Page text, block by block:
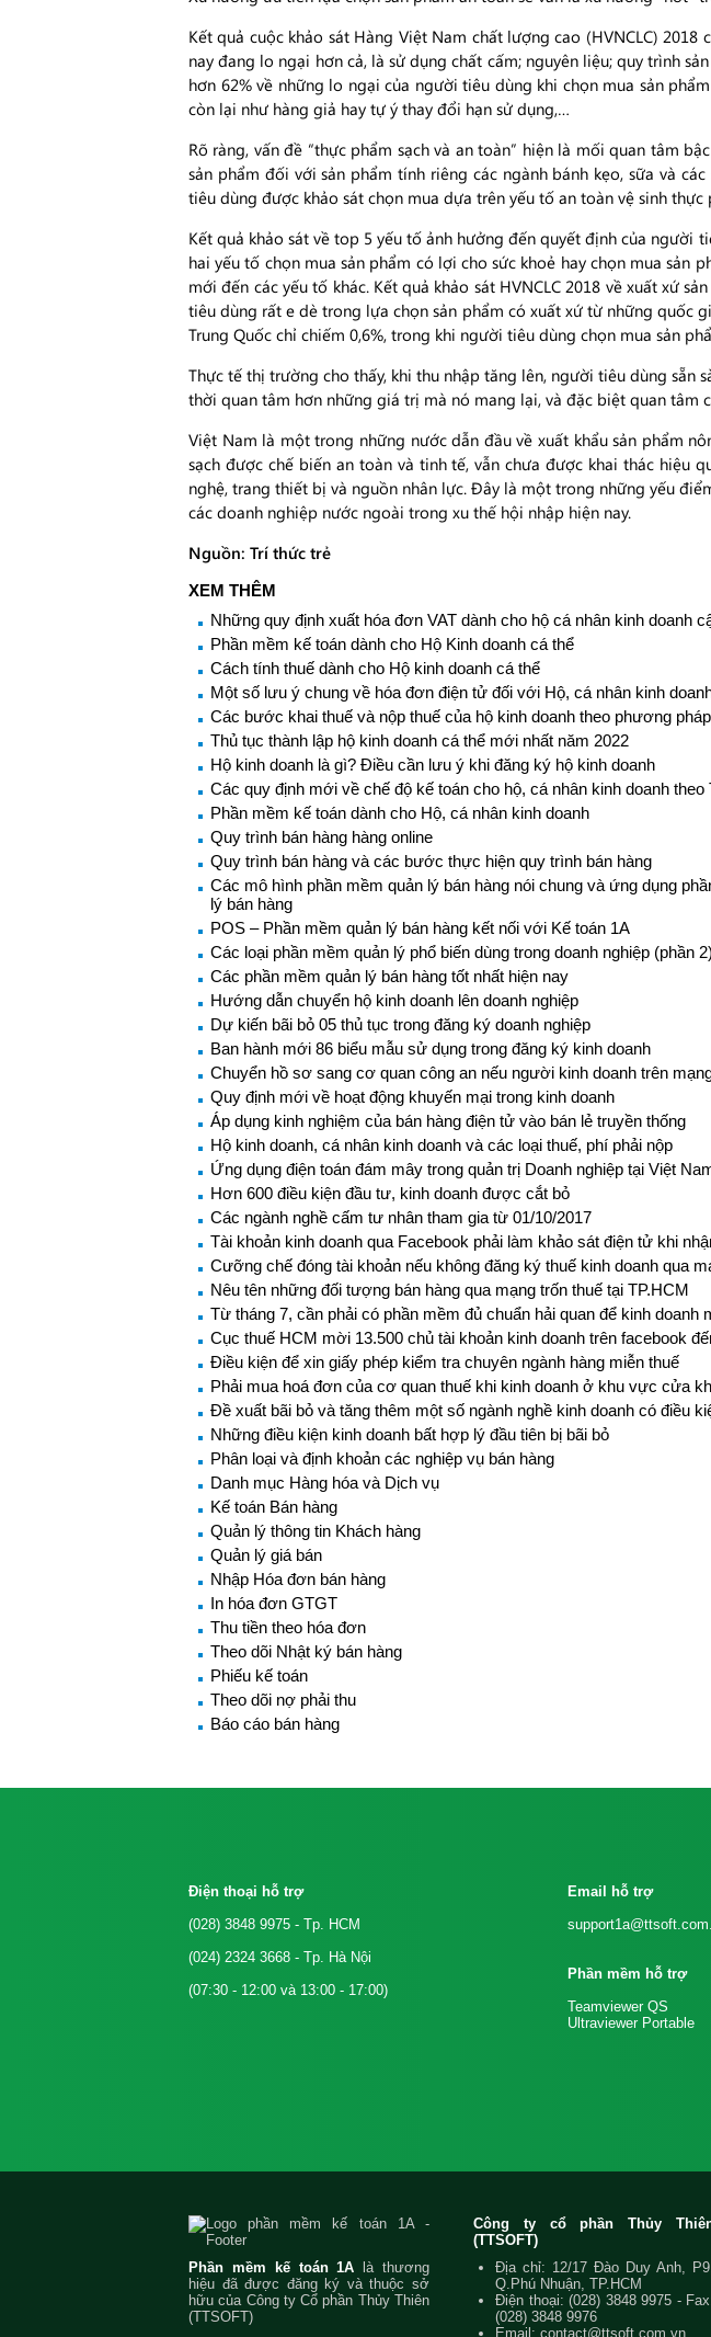
Kết quả cuộc khảo sát Hàng Việt Nam chất lượng cao (HVNCLC)
nay đang lo ngại hơn cả, là sử dụng chất cấm; nguyên liệu; quy trình
hơn 62% về những lo ngại của người tiêu dùng khi chọn mua sản
còn lại như hàng giả hay tự ý thay đổi hạn sử dụng,…
Rõ ràng, vấn đề “thực phẩm sạch và an toàn” hiện là mối quan tâm
sản phẩm đối với sản phẩm tính riêng các ngành bánh kẹo, sữa và
tiêu dùng được khảo sát chọn mua dựa trên yếu tố an toàn vệ sinh
Kết quả khảo sát về top 5 yếu tố ảnh hưởng đến quyết định của người
hai yếu tố chọn mua sản phẩm có lợi cho sức khoẻ hay chọn mua
mới đến các yếu tố khác. Kết quả khảo sát HVNCLC 2018 về xuất xứ
tiêu dùng rất e dè trong lựa chọn sản phẩm có xuất xứ từ những quốc
Trung Quốc chỉ chiếm 0,6%, trong khi người tiêu dùng chọn mua sản
Thực tế thị trường cho thấy, khi thu nhập tăng lên, người tiêu dùng sẵn
thời quan tâm hơn những giá trị mà nó mang lại, và đặc biệt quan tâm
Việt Nam là một trong những nước dẫn đầu về xuất khẩu sản phẩm
sạch được chế biến an toàn và tinh tế, vẫn chưa được khai thác hiệu
nghệ, trang thiết bị và nguồn nhân lực. Ðây là một trong những yếu
các doanh nghiệp nước ngoài trong xu thế hội nhập hiện nay.
Nguồn: Trí thức trẻ
XEM THÊM
Những quy định xuất hóa đơn VAT dành cho hộ cá nhân kinh doanh
Phần mềm kế toán dành cho Hộ Kinh doanh cá thể
Cách tính thuế dành cho Hộ kinh doanh cá thể
Một số lưu ý chung về hóa đơn điện tử đối với Hộ, cá nhân kinh
Các bước khai thuế và nộp thuế của hộ kinh doanh theo phương
Thủ tục thành lập hộ kinh doanh cá thể mới nhất năm 2022
Hộ kinh doanh là gì? Điều cần lưu ý khi đăng ký hộ kinh doanh
Các quy định mới về chế độ kế toán cho hộ, cá nhân kinh doanh theo
Phần mềm kế toán dành cho Hộ, cá nhân kinh doanh
Quy trình bán hàng hàng online
Quy trình bán hàng và các bước thực hiện quy trình bán hàng
Các mô hình phần mềm quản lý bán hàng nói chung và ứng dụng
lý bán hàng
POS – Phần mềm quản lý bán hàng kết nối với Kế toán 1A
Các loại phần mềm quản lý phổ biến dùng trong doanh nghiệp (phần 2)
Các phần mềm quản lý bán hàng tốt nhất hiện nay
Hướng dẫn chuyển hộ kinh doanh lên doanh nghiệp
Dự kiến bãi bỏ 05 thủ tục trong đăng ký doanh nghiệp
Ban hành mới 86 biểu mẫu sử dụng trong đăng ký kinh doanh
Chuyển hồ sơ sang cơ quan công an nếu người kinh doanh trên
Quy định mới về hoạt động khuyến mại trong kinh doanh
Áp dụng kinh nghiệm của bán hàng điện tử vào bán lẻ truyền thống
Hộ kinh doanh, cá nhân kinh doanh và các loại thuế, phí phải nộp
Ứng dụng điện toán đám mây trong quản trị Doanh nghiệp tại Việt
Hơn 600 điều kiện đầu tư, kinh doanh được cắt bỏ
Các ngành nghề cấm tư nhân tham gia từ 01/10/2017
Tài khoản kinh doanh qua Facebook phải làm khảo sát điện tử khi
Cưỡng chế đóng tài khoản nếu không đăng ký thuế kinh doanh qua
Nêu tên những đối tượng bán hàng qua mạng trốn thuế tại TP.HCM
Từ tháng 7, cần phải có phần mềm đủ chuẩn hải quan để kinh doanh
Cục thuế HCM mời 13.500 chủ tài khoản kinh doanh trên facebook
Điều kiện để xin giấy phép kiểm tra chuyên ngành hàng miễn thuế
Phải mua hoá đơn của cơ quan thuế khi kinh doanh ở khu vực cửa
Đề xuất bãi bỏ và tăng thêm một số ngành nghề kinh doanh có điều
Những điều kiện kinh doanh bất hợp lý đầu tiên bị bãi bỏ
Phân loại và định khoản các nghiệp vụ bán hàng
Danh mục Hàng hóa và Dịch vụ
Kế toán Bán hàng
Quản lý thông tin Khách hàng
Quản lý giá bán
Nhập Hóa đơn bán hàng
In hóa đơn GTGT
Thu tiền theo hóa đơn
Theo dõi Nhật ký bán hàng
Phiếu kế toán
Theo dõi nợ phải thu
Báo cáo bán hàng
Điện thoại hỗ trợ
(028) 3848 9975 - Tp. HCM
(024) 2324 3668 - Tp. Hà Nội
(07:30 - 12:00 và 13:00 - 17:00)
Email hỗ trợ
Phần mềm hỗ trợ
Teamviewer QS
Ultraviewer Portable
Phần mềm kế toán 1A là thương
hiệu đã được đăng ký và thuộc sở
hữu của Công ty Cổ phần Thủy Thiên
(TTSOFT)
Công ty cổ phần Thủy
(TTSOFT)
Địa chỉ: 12/17 Đào Duy Anh,
Q.Phú Nhuận, TP.HCM
Điện thoại: (028) 3848 9975 -
(028) 3848 9976
Email: contact@ttsoft.com.vn